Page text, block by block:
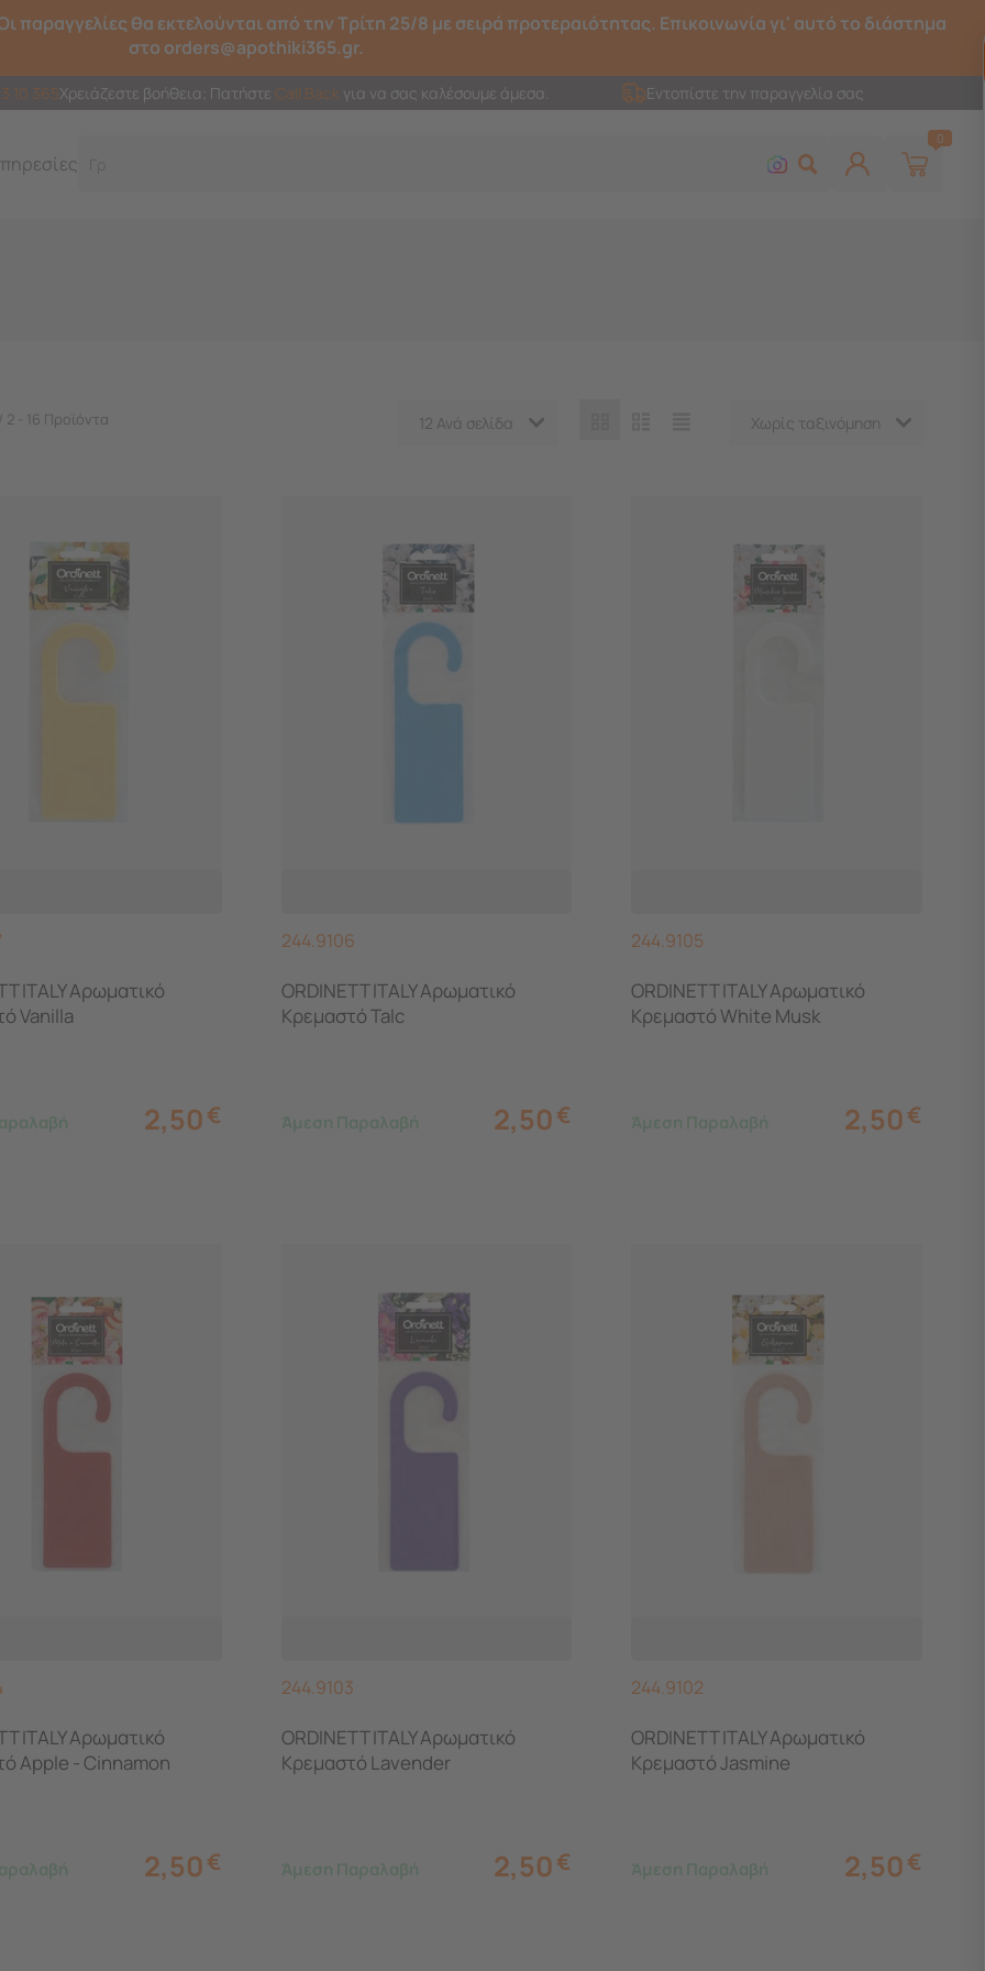
θα εκτελούνται από την Τρίτη 25/8 με σειρά προτεραιότητας. Επικοινωνία γι' αυτό το διάστημα
στο orders@apothiki365.gr.
10 365Χρειάζεστε βοήθεια; Πατήστε Call Back για να σας καλέσουμε άμεσα. Εντοπίστε την παραγγελία σας
0
2 - 16 Προϊόντα Χωρίς ταξινόμηση
12 Ανά σελίδα
ITALY Αρωματικό
Vanilla
2,50€
244.9106
ORDINETT ITALY Αρωματικό
Κρεμαστό Talc
Άμεση Παραλαβή 2,50€
244.9105
ORDINETT ITALY Αρωματικό
Κρεμαστό White Musk
Άμεση Παραλαβή 2,50€
ITALY Αρωματικό
Apple - Cinnamon
2,50€
244.9103
ORDINETT ITALY Αρωματικό
Κρεμαστό Lavender
Άμεση Παραλαβή 2,50€
244.9102
ORDINETT ITALY Αρωματικό
Κρεμαστό Jasmine
Άμεση Παραλαβή 2,50€